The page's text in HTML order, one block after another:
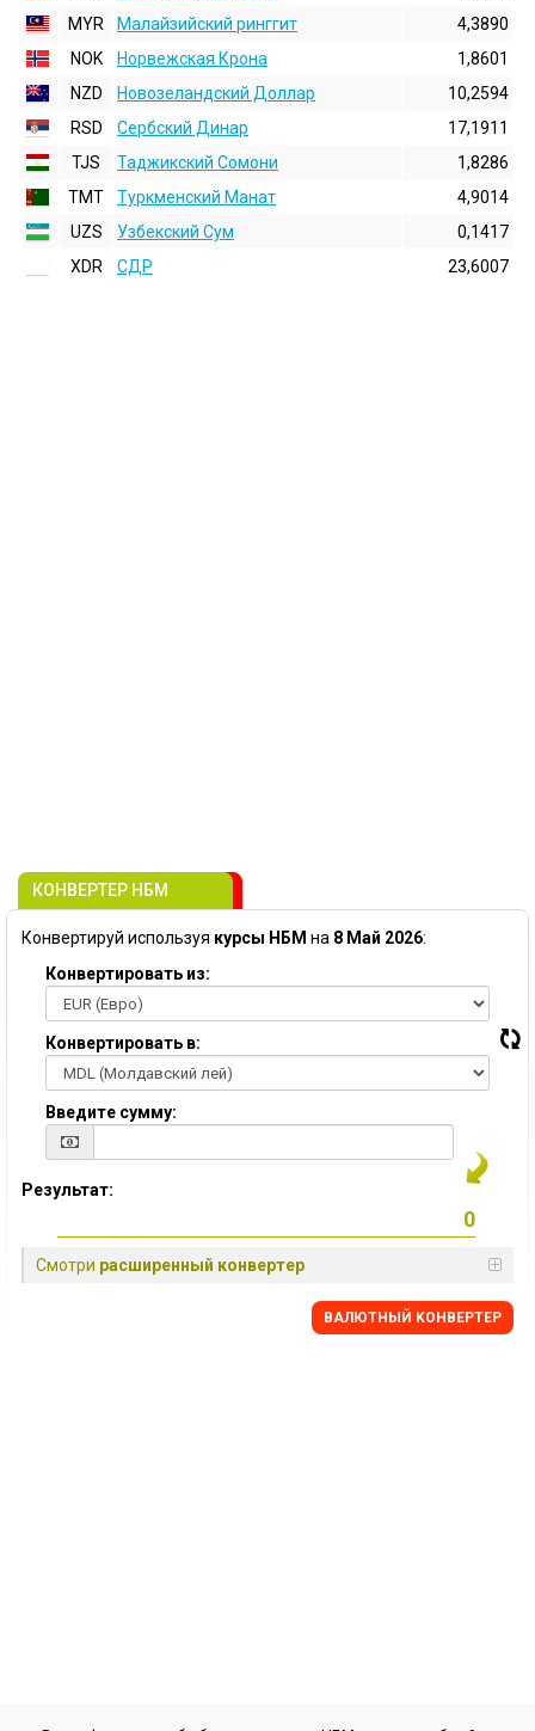
MYR
Малайзийский ринггит
4,3890
NOK
Норвежская Крона
1,8601
NZD
Новозеландский Доллар
10,2594
RSD
Сербский Динар
17,1911
TJS
Таджикский Сомони
1,8286
TMT
Туркменский Манат
4,9014
UZS
Узбекский Сум
0,1417
XDR
СДР 23,6007
КОНВЕРТЕР НБМ
Конвертируй используя курсы НБМ на 8 Май 2026:
Конвертировать из:
Конвертировать в:
Введите сумму:
Результат:
Смотри расширенный конвертер
BАЛЮТНЫЙ KОНВЕРТЕР